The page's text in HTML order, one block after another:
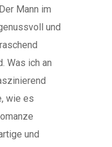
Mann im
und
Was ich an
wie es
und